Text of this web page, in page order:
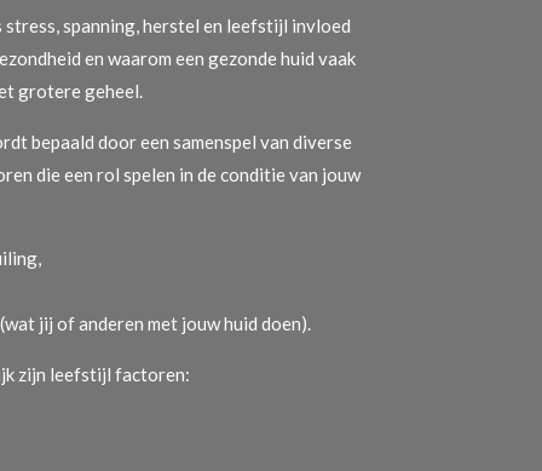
spanning, herstel en leefstijl invloed
en waarom een gezonde huid vaak
grotere geheel.
bepaald door een samenspel van diverse
die een rol spelen in de conditie van jouw
jij of anderen met jouw huid doen).
zijn leefstijl factoren: